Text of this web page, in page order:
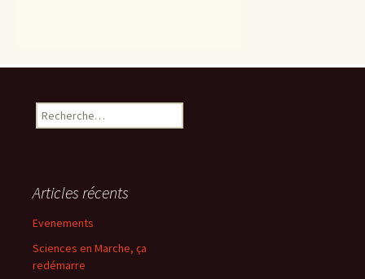
Rechercher :
Articles récents
Evenements
Sciences en Marche, ça
redémarre